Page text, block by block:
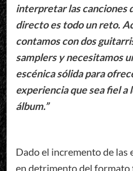
interpretar las canciones
directo es todo un reto.
contamos con dos
samplers y necesitamos
escénica sólida para
experiencia que sea fiel a
álbum.”
Dado el incremento de las
en detrimento del formato